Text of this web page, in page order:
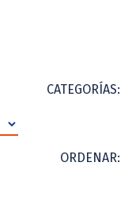
CATEGORÍAS:
ORDENAR: